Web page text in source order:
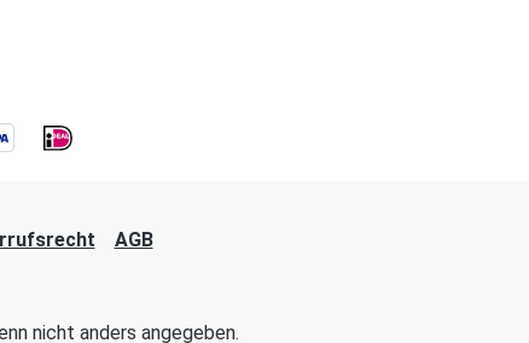
AGB
nicht anders angegeben.